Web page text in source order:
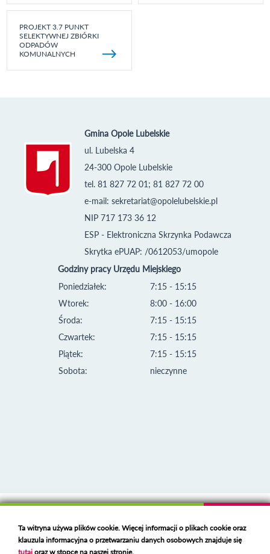
PROJEKT 3.7 PUNKT
SELEKTYWNEJ ZBIÓRKI
ODPADÓW
KOMUNALNYCH
Gmina Opole Lubelskie
ul. Lubelska 4
24-300 Opole Lubelskie
tel. 81 827 72 01; 81 827 72 00
e-mail: sekretariat@opolelubelskie.pl
NIP 717 173 36 12
ESP - Elektroniczna Skrzynka Podawcza
Skrytka ePUAP: /0612053/umopole
Godziny pracy Urzędu Miejskiego
Poniedziałek:
Wtorek:
Środa:
Czwartek:
Piątek:
Sobota:
7:15 - 15:15
8:00 - 16:00
7:15 - 15:15
7:15 - 15:15
7:15 - 15:15
nieczynne
Deklaracja dostępności
Polski serwer RBLhttps://polspam.pl/
Ta witryna używa plików cookie. Więcej informacji o plikach cookie oraz
klauzula informacyjna o przetwarzaniu danych osobowych znajduje się
tutajoraz w stopce na naszej stronie.